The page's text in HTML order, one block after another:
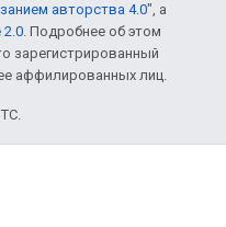
авторства 4.0", а
2.0. Подробнее об этом
зарегистрированный
аффилированных лиц.